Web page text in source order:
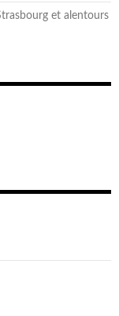
et alentours